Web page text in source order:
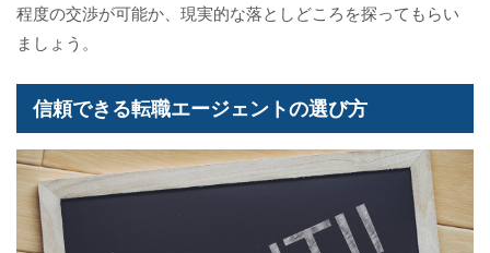
程度の交渉が可能か、現実的な落としどころを探ってもらい
ましょう。
信頼できる転職エージェントの選び方